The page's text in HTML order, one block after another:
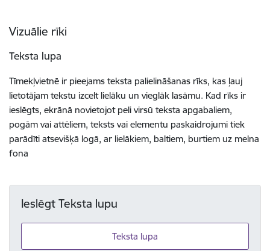
Vizuālie rīki
Teksta lupa
Tīmekļvietnē ir pieejams teksta palielināšanas rīks, kas ļauj
lietotājam tekstu izcelt lielāku un vieglāk lasāmu. Kad rīks ir
ieslēgts, ekrānā novietojot peli virsū teksta apgabaliem,
pogām vai attēliem, teksts vai elementu paskaidrojumi tiek
parādīti atsevišķā logā, ar lielākiem, baltiem, burtiem uz melna
fona
Ieslēgt Teksta lupu
Teksta lupa